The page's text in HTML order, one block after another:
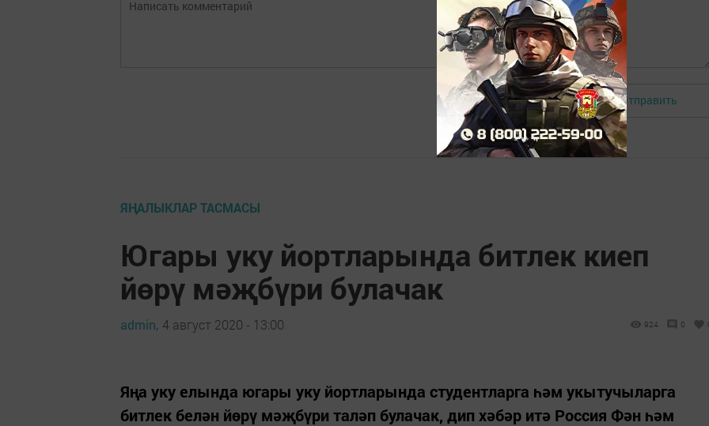
Авторизоваться Отправить
ЯҢАЛЫКЛАР ТАСМАСЫ
Югары уку йортларында битлек киеп
йөрү мәҗбүри булачак
admin, 4 август 2020 - 13:00 924 0
Яңа уку елында югары уку йортларында студентларга һәм укытучыларга
битлек белән йөрү мәҗбүри таләп булачак, дип хәбәр итә Россия Фән һәм